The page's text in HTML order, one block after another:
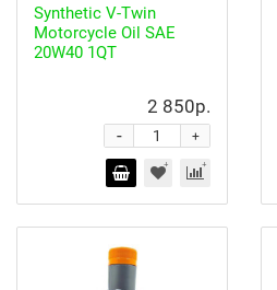
Synthetic V-Twin
Motorcycle Oil SAE
20W40 1QT
2 850р.
+
-